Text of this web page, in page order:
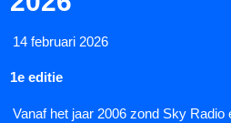
14 februari 2026
1e editie
Vanaf het jaar 2006 zond Sky Radio